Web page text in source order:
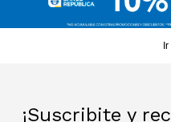
¡Suscribite y